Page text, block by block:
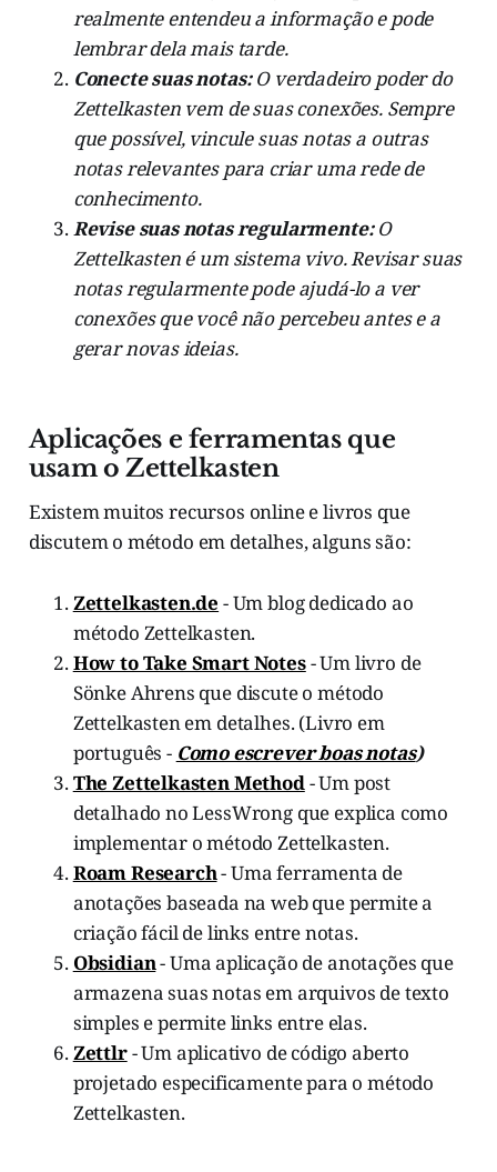
realmente entendeu a informação e pode
lembrar dela mais tarde.
Conecte suas notas:O verdadeiro poder do
Zettelkasten vem de suas conexões. Sempre
que possível, vincule suas notas a outras
notas relevantes para criar uma rede de
conhecimento.
Revise suas notas regularmente:O
Zettelkasten é um sistema vivo. Revisar suas
notas regularmente pode ajudá-lo a ver
conexões que você não percebeu antes e a
gerar novas ideias.
Aplicações e ferramentas que
usam o Zettelkasten
Existem muitos recursos online e livros que
discutem o método em detalhes, alguns são:
Zettelkasten.de - Um blog dedicado ao
método Zettelkasten.
How to Take Smart Notes- Um livro de
Sönke Ahrens que discute o método
Zettelkasten em detalhes. (Livro em
português - Como escrever boas notas)
The Zettelkasten Method- Um post
detalhado no LessWrong que explica como
implementar o método Zettelkasten.
Roam Research- Uma ferramenta de
anotações baseada na web que permite a
criação fácil de links entre notas.
Obsidian- Uma aplicação de anotações que
armazena suas notas em arquivos de texto
simples e permite links entre elas.
Zettlr- Um aplicativo de código aberto
projetado especificamente para o método
Zettelkasten.